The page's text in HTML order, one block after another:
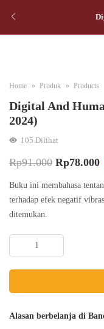
Home Produk Products
Digital And
2024)
105 Dilihat
Rp91.000 Original
price
was:
Rp78.000
Buku ini membahasa
terhadap efek negatif
ditemukan.
And
Humanitie
Abstract
Alasan berbelanja di